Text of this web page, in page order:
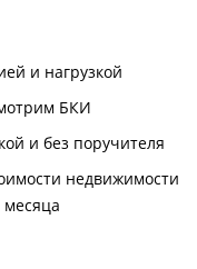
и нагрузкой
БКИ
и без поручителя
недвижимости
месяца